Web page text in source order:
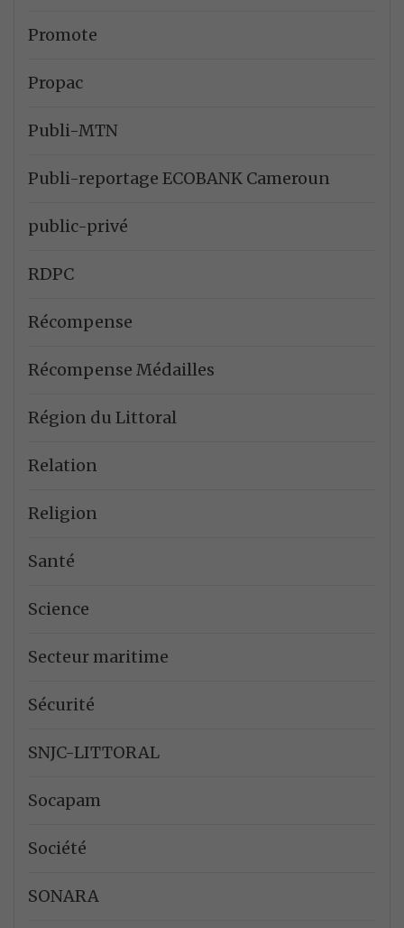
Promote
Propac
Publi-MTN
Publi-reportage ECOBANK Cameroun
public-privé
RDPC
Récompense
Récompense Médailles
Région du Littoral
Relation
Religion
Santé
Science
Secteur maritime
Sécurité
SNJC-LITTORAL
Socapam
Société
SONARA